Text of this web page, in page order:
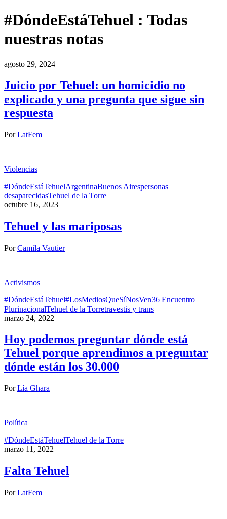
#DóndeEstáTehuel : Todas
nuestras notas
agosto 29, 2024
Juicio por Tehuel: un homicidio no
explicado y una pregunta que sigue sin
respuesta
PorLatFem
Violencias
#DóndeEstáTehuelArgentinaBuenos Airespersonas
desaparecidasTehuel de la Torre
octubre 16, 2023
Tehuel y las mariposas
PorCamila Vautier
Activismos
#DóndeEstáTehuel#LosMediosQueSíNosVen36 Encuentro
PlurinacionalTehuel de la Torretravestis y trans
marzo 24, 2022
Hoy podemos preguntar dónde está
Tehuel porque aprendimos a preguntar
dónde están los 30.000
PorLía Ghara
Política
#DóndeEstáTehuelTehuel de la Torre
marzo 11, 2022
Falta Tehuel
PorLatFem